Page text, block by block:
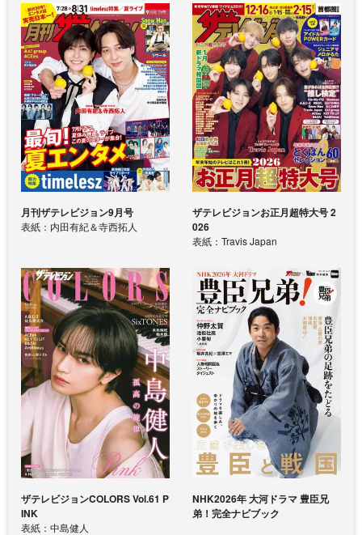
月刊ザテレビジョン9月号
表紙：内田有紀＆寺西拓人
ザテレビジョンお正月超特大号 2
026
表紙：Travis Japan
ザテレビジョンCOLORS Vol.61 P
INK
表紙：中島健人
NHK2026年 大河ドラマ 豊臣兄
弟！完全ナビブック